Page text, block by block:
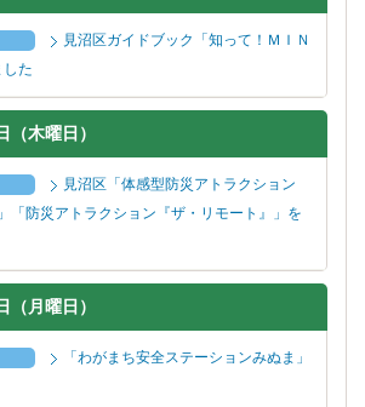
見沼区ガイドブック「知って！ＭＩＮ
した
（木曜日）
見沼区「体感型防災アトラクション
「防災アトラクション『ザ・リモート』」を
（月曜日）
「わがまち安全ステーションみぬま」